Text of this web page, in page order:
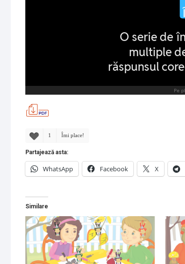
1 Îmi place!
Partajează asta:
WhatsApp Facebook X
Similare